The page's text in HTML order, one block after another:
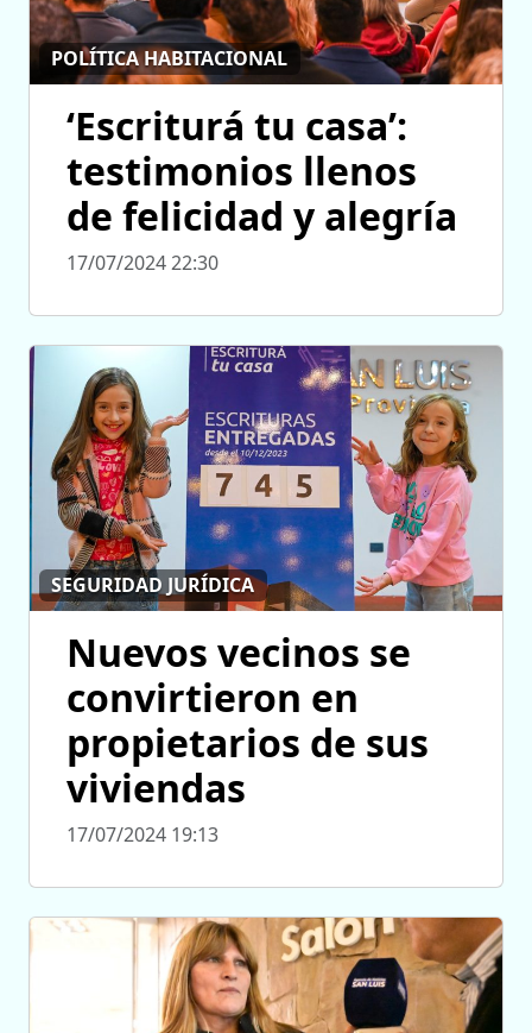
POLÍTICA HABITACIONAL
‘Escriturá tu casa’:
testimonios llenos
de felicidad y alegría
17/07/2024 22:30
SEGURIDAD JURÍDICA
Nuevos vecinos se
convirtieron en
propietarios de sus
viviendas
17/07/2024 19:13